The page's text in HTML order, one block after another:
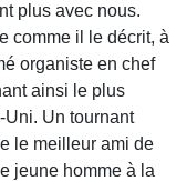
plus avec nous.
comme il le décrit, à
organiste en chef
ainsi le plus
Un tournant
le meilleur ami de
jeune homme à la